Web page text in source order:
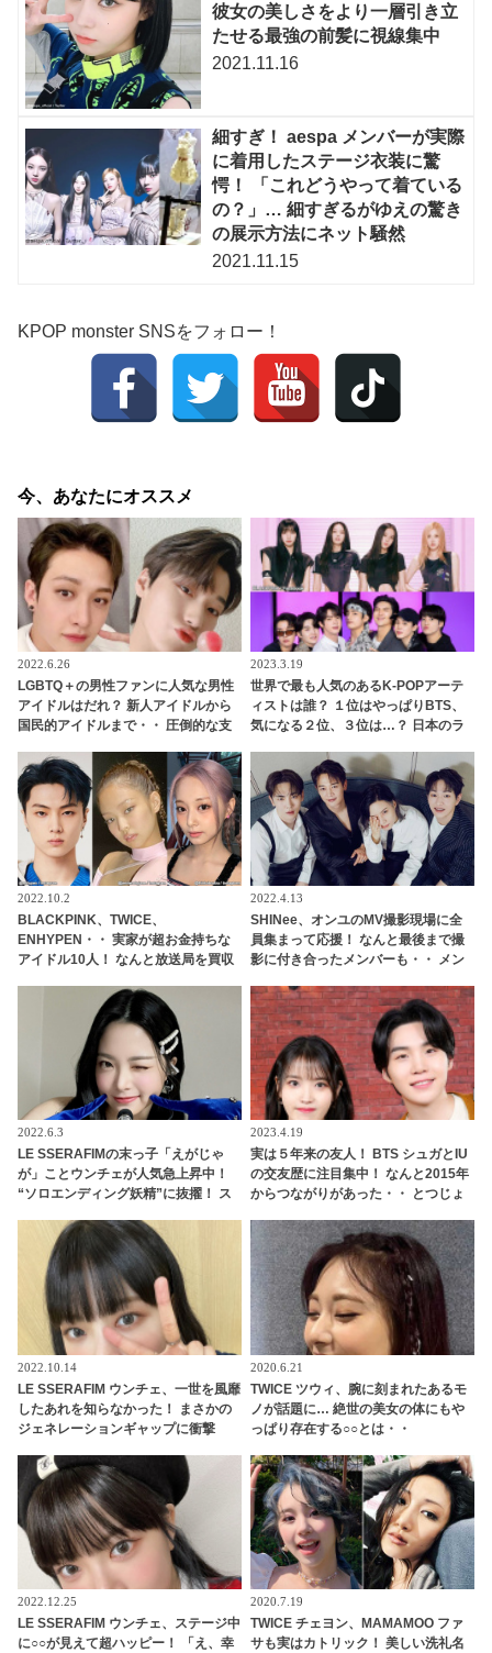
彼女の美しさをより一層引き立
たせる最強の前髪に視線集中
2021.11.16
細すぎ！ aespa メンバーが実際
に着用したステージ衣装に驚
愕！ 「これどうやって着ている
の？」… 細すぎるがゆえの驚き
の展示方法にネット騒然
2021.11.15
KPOP monster SNSをフォロー！
今、あなたにオススメ
2022.6.26
LGBTQ＋の男性ファンに人気な男性
アイドルはだれ？ 新人アイドルから
国民的アイドルまで・・ 圧倒的な支
2023.3.19
世界で最も人気のあるK-POPアーテ
ィストは誰？ １位はやっぱりBTS、
気になる２位、３位は…？ 日本のラ
ンクイン！ 各国の個性あふれるデー
タに注目殺到
2022.10.2
BLACKPINK、TWICE、
ENHYPEN・・ 実家が超お金持ちな
アイドル10人！ なんと放送局を買収
2022.4.13
SHINee、オンユのMV撮影現場に全
員集まって応援！ なんと最後まで撮
影に付き合ったメンバーも・・ メン
援に感激
2022.6.3
LE SSERAFIMの末っ子「えがじゃ
が」ことウンチェが人気急上昇中！
“ソロエンディング妖精”に抜擢！ ス
粋な笑顔とかわいすぎる愛嬌にメン
バーも悶絶
2023.4.19
実は５年来の友人！ BTS シュガとIU
の交友歴に注目集中！ なんと2015年
からつながりがあった・・ とつじょ
＆ リラックスした様子で話す彼らの
姿にほっこり
2022.10.14
LE SSERAFIM ウンチェ、一世を風靡
したあれを知らなかった！ まさかの
ジェネレーションギャップに衝撃
か？」彼女の若さを実感させられる
発言に驚き
2020.6.21
TWICE ツウィ、腕に刻まれたあるモ
ノが話題に… 絶世の美女の体にもや
っぱり存在する○○とは・・
2022.12.25
LE SSERAFIM ウンチェ、ステージ中
に○○が見えて超ハッピー！ 「え、幸
2020.7.19
TWICE チェヨン、MAMAMOO ファ
サも実はカトリック！ 美しい洗礼名